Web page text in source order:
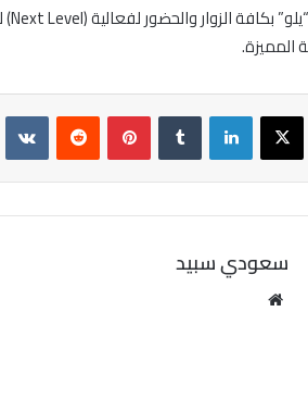
بكافة الزوار والحضور لفعالية(Next Level)
المميزة.
فيسبوك لينكدإن بينتيريست
سعودي سبيد